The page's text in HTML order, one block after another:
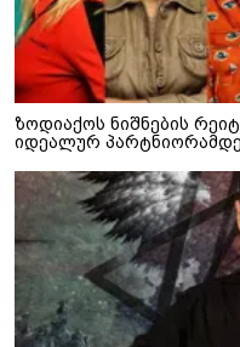
ზოდიაქოს ნიშნების
იდეალურ პარტნიორამდე